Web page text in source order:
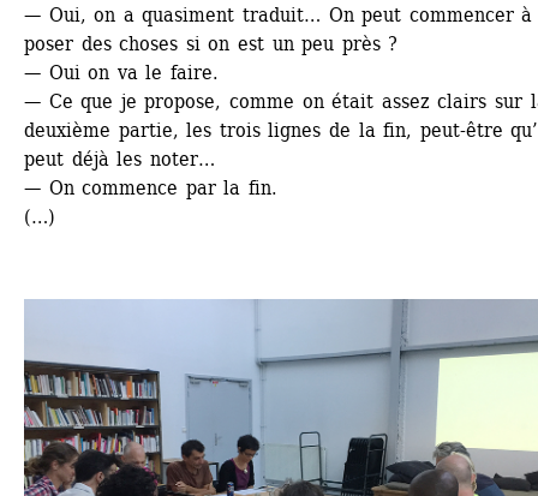
— Oui, on a quasiment traduit… On peut commencer à
poser des choses si on est un peu près ?
— Oui on va le faire.
— Ce que je propose, comme on était assez clairs sur
deuxième partie, les trois lignes de la fin, peut-être
peut déjà les noter…
— On commence par la fin.
(…)